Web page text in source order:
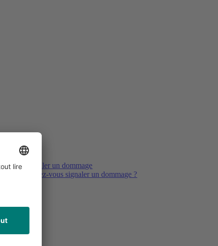
Signaler un dommage
Voulez-vous signaler un dommage ?